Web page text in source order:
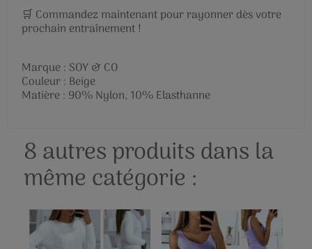
🛒 Commandez maintenant pour rayonner dès votre
prochain entraînement !
Marque : SOY & CO
Couleur : Beige
Matière : 90% Nylon, 10% Elasthanne
8 autres produits dans la
même catégorie :